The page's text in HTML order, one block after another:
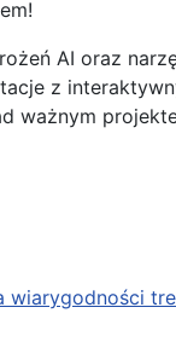
AI oraz
z
ważnym
wiarygodności